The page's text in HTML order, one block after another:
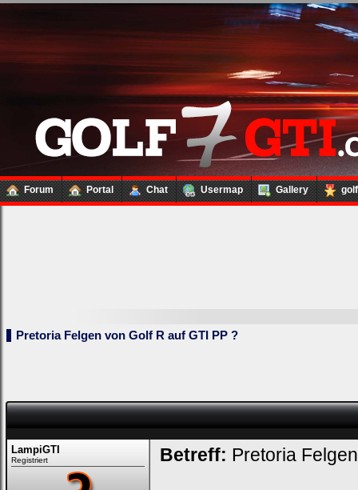
Forum Portal Chat Usermap Gallery
Felder
und
Kennwort
ein,
Pretoria Felgen von Golf R auf GTI PP ?
LampiGTI
Registriert Betreff: Pretoria